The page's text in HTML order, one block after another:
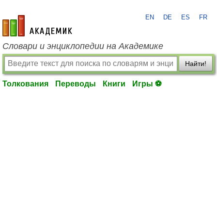
academic.ru
EN DE ES FR
Словари и энциклопедии на Академике
Найти!
Толкования Переводы Книги Игры ⚽